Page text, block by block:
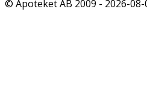
© Apoteket AB 2009 - 2026-08-